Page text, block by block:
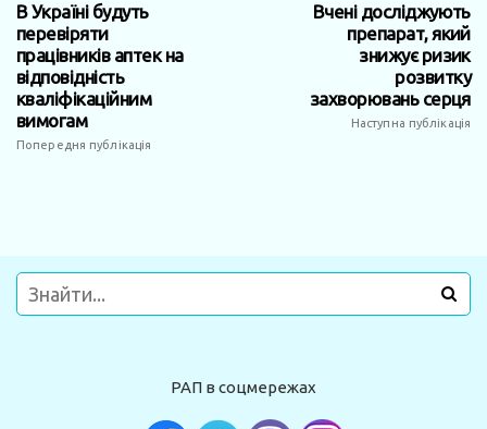
В Україні будуть
перевіряти
працівників аптек на
відповідність
кваліфікаційним
вимогам
Попередня публікація
Вчені досліджують
препарат, який
знижує ризик
розвитку
захворювань серця
Наступна публікація
РАП в соцмережах